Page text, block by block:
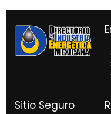
Sitio Seguro